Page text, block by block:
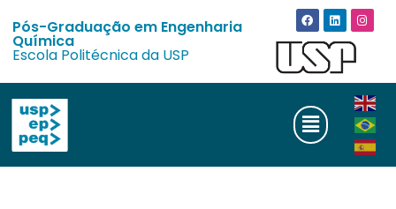
Pós-Graduação em Engenharia
Química
Escola Politécnica da USP